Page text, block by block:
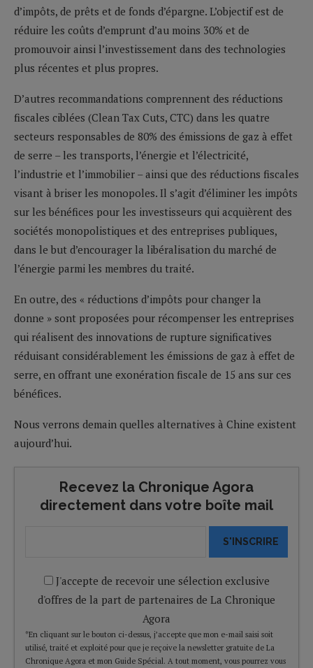
d’impôts, de prêts et de fonds d’épargne. L’objectif est de
réduire les coûts d’emprunt d’au moins 30% et de
promouvoir ainsi l’investissement dans des technologies
plus récentes et plus propres.
D’autres recommandations comprennent des réductions
fiscales ciblées (Clean Tax Cuts, CTC) dans les quatre
secteurs responsables de 80% des émissions de gaz à effet
de serre – les transports, l’énergie et l’électricité,
l’industrie et l’immobilier – ainsi que des réductions fiscales
visant à briser les monopoles. Il s’agit d’éliminer les impôts
sur les bénéfices pour les investisseurs qui acquièrent des
sociétés monopolistiques et des entreprises publiques,
dans le but d’encourager la libéralisation du marché de
l’énergie parmi les membres du traité.
En outre, des « réductions d’impôts pour changer la
donne » sont proposées pour récompenser les entreprises
qui réalisent des innovations de rupture significatives
réduisant considérablement les émissions de gaz à effet de
serre, en offrant une exonération fiscale de 15 ans sur ces
bénéfices.
Nous verrons demain quelles alternatives à Chine existent
aujourd’hui.
Recevez la Chronique Agora
directement dans votre boîte mail
S'INSCRIRE
J'accepte de recevoir une sélection exclusive
d'offres de la part de partenaires de La Chronique
Agora
*En cliquant sur le bouton ci-dessus, j’accepte que mon e-mail saisi soit
utilisé, traité et exploité pour que je reçoive la newsletter gratuite de La
Chronique Agora et mon Guide Spécial. A tout moment, vous pourrez vous